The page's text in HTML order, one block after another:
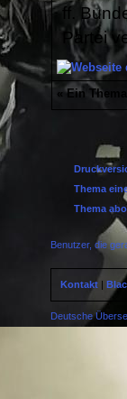
ff.
Partei
«Ein Thema
Thema
Thema
Benutzer, die
Kontakt |
Deutsche